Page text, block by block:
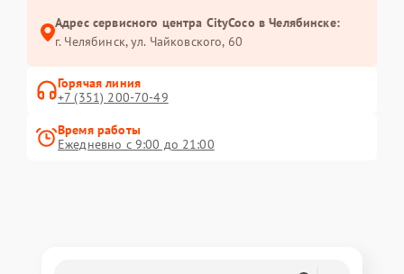
Адрес сервисного центра CityCoco в Челябинске:
г. Челябинск, ул. Чайковского, 60
Горячая линия
+7 (351) 200-70-49
Время работы
Ежедневно с 9:00 до 21:00